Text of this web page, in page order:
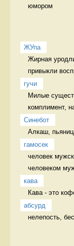
юмором
ЖУпа
Жирная
привыкли
гучи
Милые
комплимент,
Синебот
Алкаш,
гамосек
человек
человеком
кава
Кава - это
абсурд
нелепость,